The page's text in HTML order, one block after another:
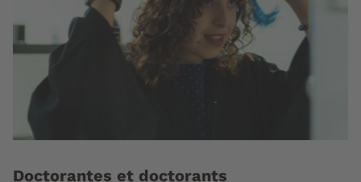
Doctorantes et doctorants